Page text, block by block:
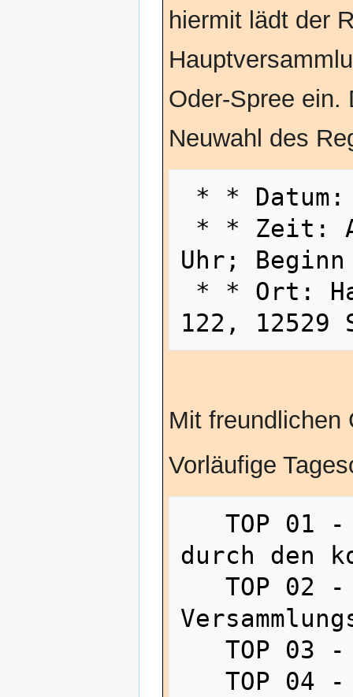
hiermit lädt der
Oder-Spree ein.
Neuwahl des
Uhr;
Mit freundlichen
Vorläufige
durch den